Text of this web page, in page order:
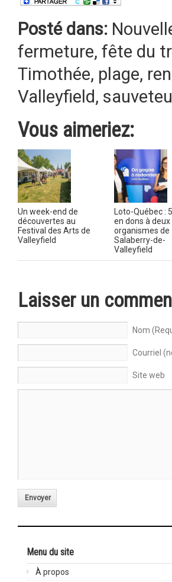
Posté dans:
fermeture, fête du
Timothée, plage,
Valleyfield,
Vous aimeriez:
Un week-end de
découvertes au
Festival des Arts de
Valleyfield
Loto-Québec :
en dons à deux
organismes de
Salaberry-de-
Valleyfield
Laisser un
Nom
Courriel
Site web
Envoyer
Menu du site
À propos